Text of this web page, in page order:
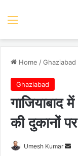
Menu
Home /Ghaziabad
Ghaziabad
की दुकानों
Umesh Kumar